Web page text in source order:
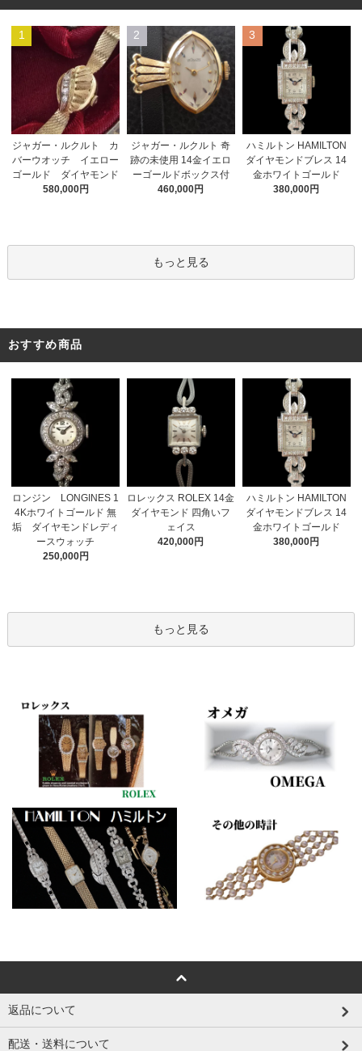
1
ジャガー・ルクルト カ
バーウオッチ イエロー
ゴールド ダイヤモンド
580,000円
2
ジャガー・ルクルト 奇
跡の未使用 14金イエロ
ーゴールドボックス付
460,000円
3
ハミルトン HAMILTON
ダイヤモンドブレス 14
金ホワイトゴールド
380,000円
もっと見る
おすすめ商品
ロンジン LONGINES 1
4Kホワイトゴールド 無
垢 ダイヤモンドレディ
ースウォッチ
250,000円
ロレックス ROLEX 14金
ダイヤモンド 四角いフ
ェイス
420,000円
ハミルトン HAMILTON
ダイヤモンドブレス 14
金ホワイトゴールド
380,000円
もっと見る
返品について
配送・送料について